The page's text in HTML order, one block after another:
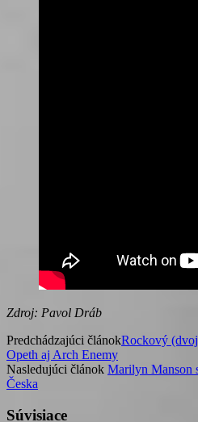
Zdroj: Pavol Dráb
Predchádzajúci článokRockový
Opeth aj Arch Enemy
Nasledujúci článok Marilyn Manson
Česka
Súvisiace